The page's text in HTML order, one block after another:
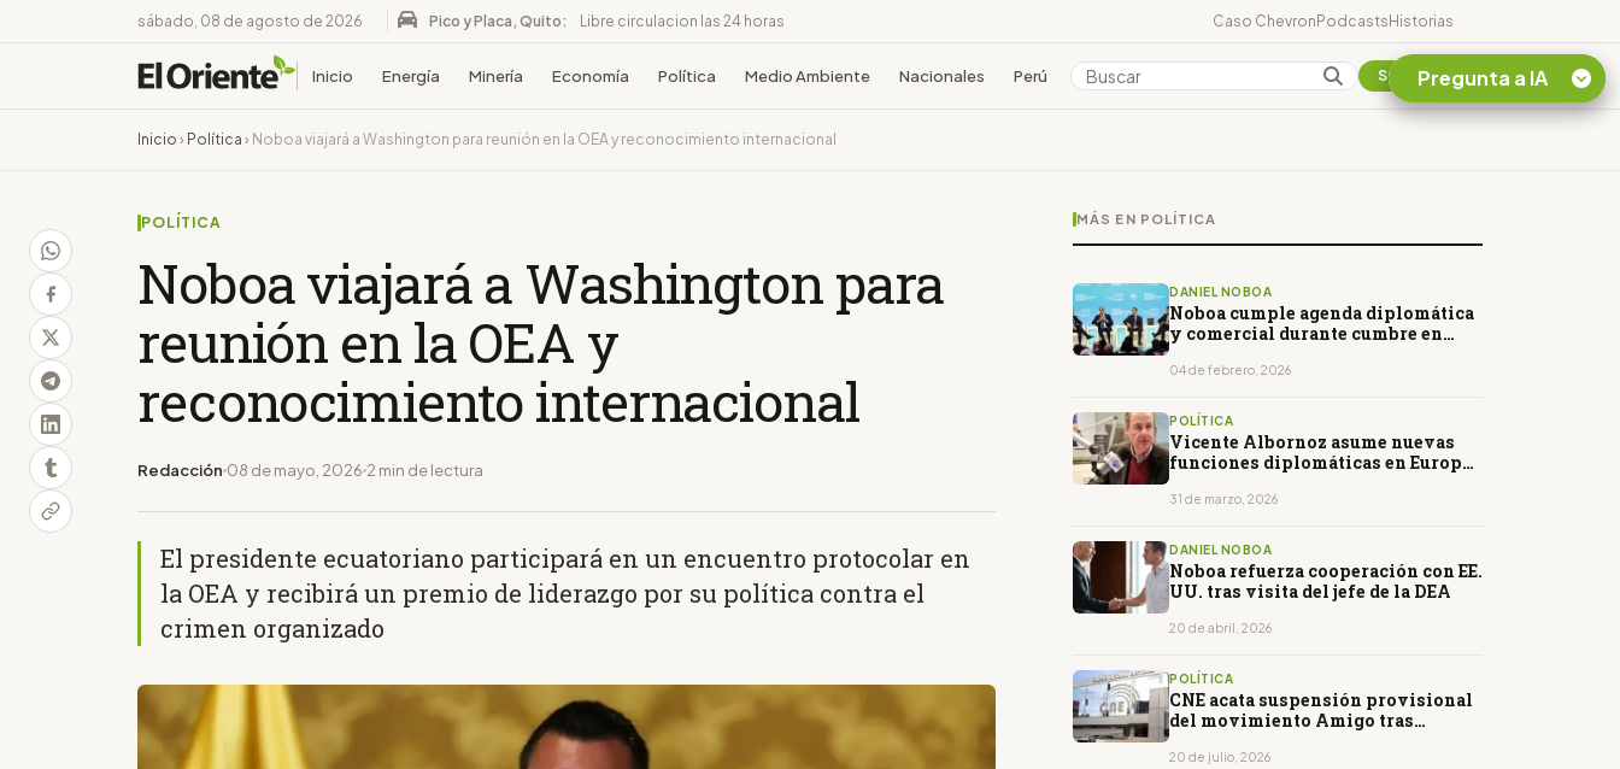
sábado, 08 de agosto de 2026 Pico y Placa, Quito: Libre circulacion las 24 horas Caso ChevronPodcastsHistorias
Inicio Energía Minería Economía Política Medio Ambiente Nacionales Perú Colombia Suscribirse
Inicio › Política › Noboa viajará a Washington para reunión en la OEA y reconocimiento internacional
POLÍTICA
Noboa viajará a Washington para
reunión en la OEA y
reconocimiento internacional
Redacción 08 de mayo, 2026 2 min de lectura
El presidente ecuatoriano participará en un encuentro protocolar en
la OEA y recibirá un premio de liderazgo por su política contra el
crimen organizado
MÁS EN POLÍTICA
DANIEL NOBOA
Noboa cumple agenda diplomática
y comercial durante cumbre en
04 de febrero, 2026
POLÍTICA
Vicente Albornoz asume nuevas
funciones diplomáticas en Europa
31 de marzo, 2026
DANIEL NOBOA
Noboa refuerza cooperación con EE.
UU. tras visita del jefe de la DEA
20 de abril, 2026
POLÍTICA
CNE acata suspensión provisional
del movimiento Amigo tras
20 de julio, 2026
Pregunta a IA
¿En que consiste la